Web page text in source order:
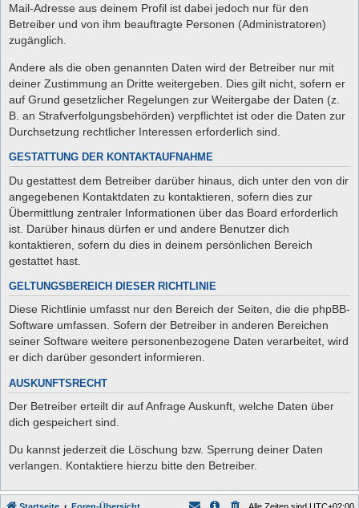
Mail-Adresse aus deinem Profil ist dabei jedoch nur für den
Betreiber und von ihm beauftragte Personen (Administratoren)
zugänglich.
Andere als die oben genannten Daten wird der Betreiber nur mit
deiner Zustimmung an Dritte weitergeben. Dies gilt nicht, sofern er
auf Grund gesetzlicher Regelungen zur Weitergabe der Daten (z.
B. an Strafverfolgungsbehörden) verpflichtet ist oder die Daten zur
Durchsetzung rechtlicher Interessen erforderlich sind.
GESTATTUNG DER KONTAKTAUFNAHME
Du gestattest dem Betreiber darüber hinaus, dich unter den von dir
angegebenen Kontaktdaten zu kontaktieren, sofern dies zur
Übermittlung zentraler Informationen über das Board erforderlich
ist. Darüber hinaus dürfen er und andere Benutzer dich
kontaktieren, sofern du dies in deinem persönlichen Bereich
gestattet hast.
GELTUNGSBEREICH DIESER RICHTLINIE
Diese Richtlinie umfasst nur den Bereich der Seiten, die die phpBB-
Software umfassen. Sofern der Betreiber in anderen Bereichen
seiner Software weitere personenbezogene Daten verarbeitet, wird
er dich darüber gesondert informieren.
AUSKUNFTSRECHT
Der Betreiber erteilt dir auf Anfrage Auskunft, welche Daten über
dich gespeichert sind.
Du kannst jederzeit die Löschung bzw. Sperrung deiner Daten
verlangen. Kontaktiere hierzu bitte den Betreiber.